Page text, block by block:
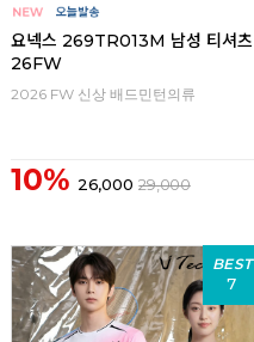
요넥스 269TR013M 남성 티셔츠
26FW
2026 FW 신상 배드민턴의류
10% 26,000 29,000
BEST
7